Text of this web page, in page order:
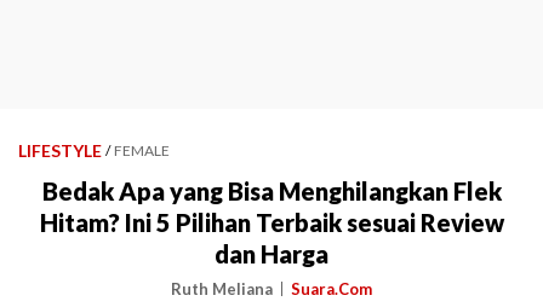
LIFESTYLE / FEMALE
Bedak Apa yang Bisa Menghilangkan Flek
Hitam? Ini 5 Pilihan Terbaik sesuai Review
dan Harga
Ruth Meliana Suara.Com